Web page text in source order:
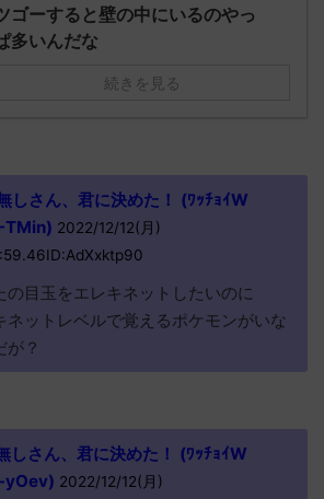
ゴーすると壁の中にいるのやっ
多いんだな
続きを見る
しさん、君に決めた！ (ﾜｯﾁｮｲW
2022/12/12(月)
の目玉をエレキネットしたいのに
ネットレベルで覚えるポケモンがいな
が？
しさん、君に決めた！ (ﾜｯﾁｮｲW
2022/12/12(月)